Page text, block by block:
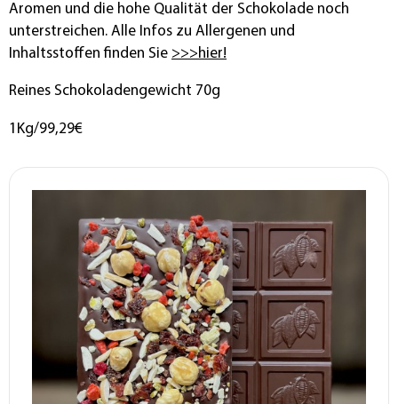
Aromen und die hohe Qualität der Schokolade noch
unterstreichen. Alle Infos zu Allergenen und
Inhaltsstoffen finden Sie >>>hier!
Reines Schokoladengewicht 70g
1Kg/99,29€